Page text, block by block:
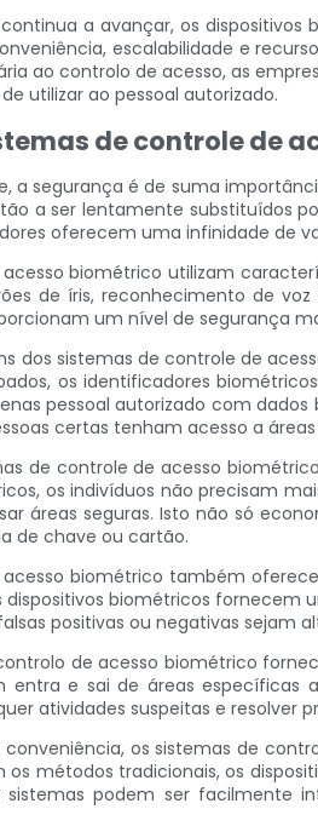
a avançar, os
escalabilidade e
ao controlo de acesso, as
utilizar ao pessoal autorizado.
de controle de
a segurança é de suma
a ser lentamente substituídos
oferecem uma infinidade de
biométrico utilizam
de íris, reconhecimento de
um nível de segurança
dos sistemas de controle de
os identificadores
pessoal autorizado com
certas tenham acesso a
de controle de acesso
os indivíduos não precisam
áreas seguras. Isto não só
de chave ou cartão.
biométrico também
dispositivos biométricos
positivas ou negativas sejam
de acesso biométrico
e sai de áreas específicas
atividades suspeitas e resolver
os sistemas de
métodos tradicionais, os
sistemas podem ser facilmente